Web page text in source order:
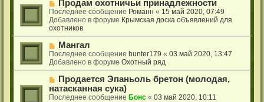
и
е
о
о
б
щ
е
н
и
е
о
в
о
е
с
о
о
б
щ
е
н
и
Продам охотничьи принадлежности
Последнее сообщение Романн « 15 май 2020, 07:49
Добавлено в форуме Крымская доска объявлений для
охотников
Н
о
в
о
е
с
о
Мангал
Последнее сообщениеhunter179 «03 май 2020, 13:47
Добавлено в форумеОхотный ряд
Н
о
в
Продается Эпаньоль бретон (молодая,
натасканная сука)
Последнее сообщениеБонс «03 май 2020, 10:11